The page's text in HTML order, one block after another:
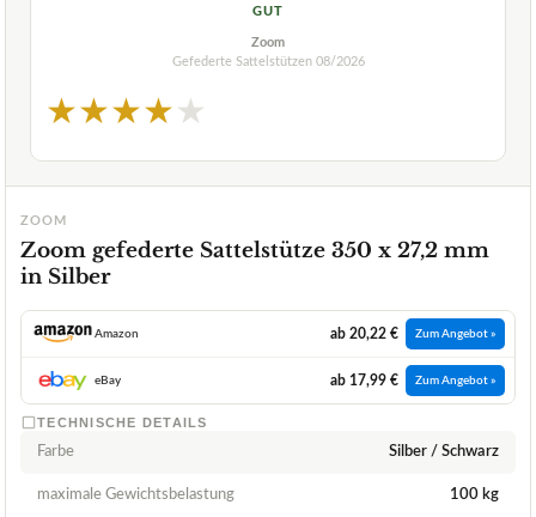
GUT
Zoom
Gefederte Sattelstützen 08/2026
★★★★★
ZOOM
Zoom gefederte Sattelstütze 350 x 27,2 mm
in Silber
Amazon ab 20,22 € Zum Angebot »
eBay ab 17,99 € Zum Angebot »
TECHNISCHE DETAILS
Farbe Silber / Schwarz
maximale Gewichtsbelastung 100 kg